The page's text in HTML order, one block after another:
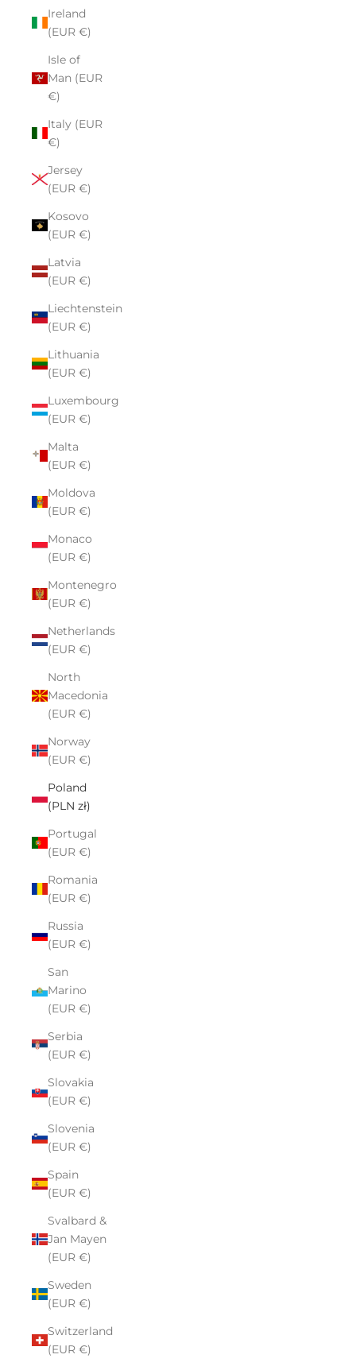
Ireland
(EUR €)
Isle of
Man (EUR
€)
Italy (EUR
€)
Jersey
(EUR €)
Kosovo
(EUR €)
Latvia
(EUR €)
Liechtenstein
(EUR €)
Lithuania
(EUR €)
Luxembourg
(EUR €)
Malta
(EUR €)
Moldova
(EUR €)
Monaco
(EUR €)
Montenegro
(EUR €)
Netherlands
(EUR €)
North
Macedonia
(EUR €)
Norway
(EUR €)
Poland
(PLN zł)
Portugal
(EUR €)
Romania
(EUR €)
Russia
(EUR €)
San
Marino
(EUR €)
Serbia
(EUR €)
Slovakia
(EUR €)
Slovenia
(EUR €)
Spain
(EUR €)
Svalbard &
Jan Mayen
(EUR €)
Sweden
(EUR €)
Switzerland
(EUR €)